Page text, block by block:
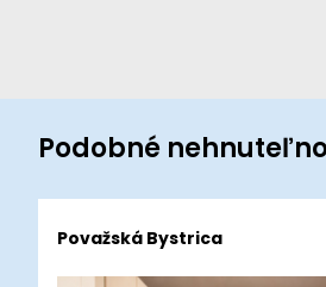
Podobné
Považská Bystrica